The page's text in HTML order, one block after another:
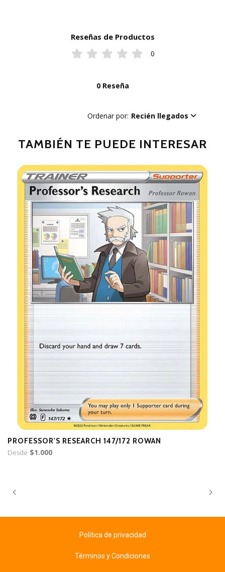
Reseñas de Productos
0
0 Reseña
Ordenar por: Recién llegados
TAMBIÉN TE PUEDE INTERESAR
PROFESSOR'S RESEARCH 147/172 ROWAN
Desde $1.000
Política de privacidad
Términos y Condiciones